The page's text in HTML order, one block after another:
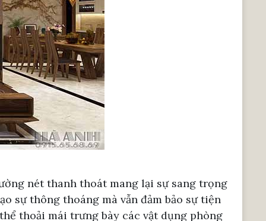
nét thanh thoát mang lại sự sang trọng
sự thông thoáng mà vẫn đảm bảo sự tiện
thoải mái trưng bày các vật dụng phòng